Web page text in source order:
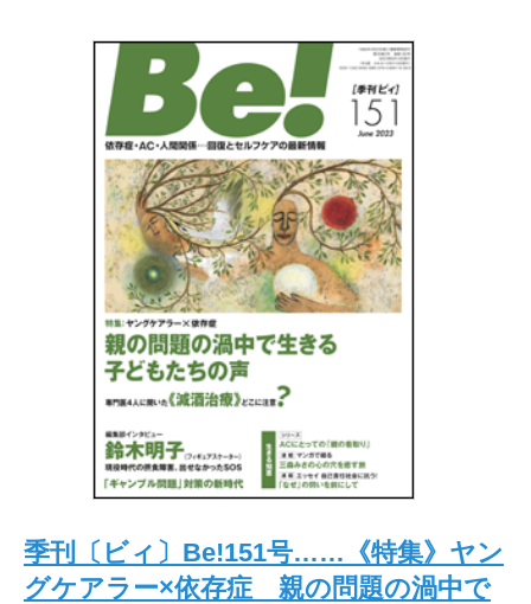
季刊〔ビィ〕Be!151号……《特集》ヤン
グケアラー×依存症 親の問題の渦中で